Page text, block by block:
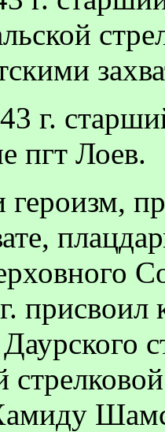
г.
пгт Лоев.
героизм,
присвоил